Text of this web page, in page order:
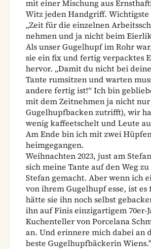
mit einer Mischung aus
Witz jeden Handgriff.
„Zeit für die einzelnen
nehmen und ja nicht beim
Als unser Gugelhupf im Rohr
sie ein fix und fertig verpacktes
hervor. „Damit du nicht bei
Tante rumsitzen und warten
andere fertig ist!“ Ich bin
mit dem Zeitnehmen ja nicht
Gugelhupfbacken zutrifft), wir
wenig kaffeetschelt und Leute
Am Ende bin ich mit zwei
heimgegangen.
Weihnachten 2023, just am
sich meine Tante auf den Weg
Stefan gemacht. Aber wenn ich
von ihrem Gugelhupf esse, ist es
hätte sie ihn noch selbst
ihn auf Finis einzigartigem 70er-
Kuchenteller von Porcelana
an. Und erinnere mich dabei an
beste Gugelhupfbäckerin Wiens."